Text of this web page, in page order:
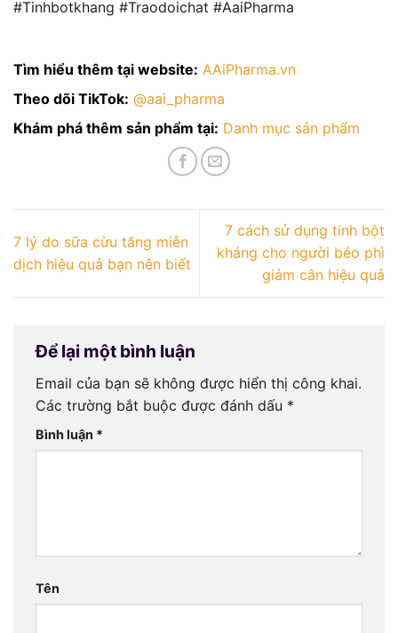
#Tinhbotkhang #Traodoichat #AaiPharma
Tìm hiểu thêm tại website: AAiPharma.vn
Theo dõi TikTok: @aai_pharma
Khám phá thêm sản phẩm tại: Danh mục sản phẩm
7 lý do sữa cừu tăng miễn
dịch hiệu quả bạn nên biết
7 cách sử dụng tinh bột
kháng cho người béo phì
giảm cân hiệu quả
Để lại một bình luận
Email của bạn sẽ không được hiển thị công khai.
Các trường bắt buộc được đánh dấu *
Bình luận *
Tên